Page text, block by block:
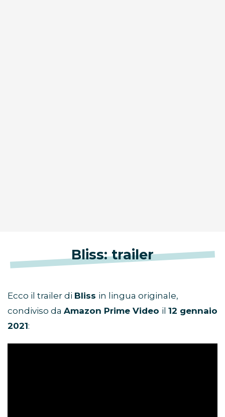
Bliss: trailer
Ecco il trailer di Bliss in lingua originale,
condiviso da Amazon Prime Video il 12 gennaio
2021: